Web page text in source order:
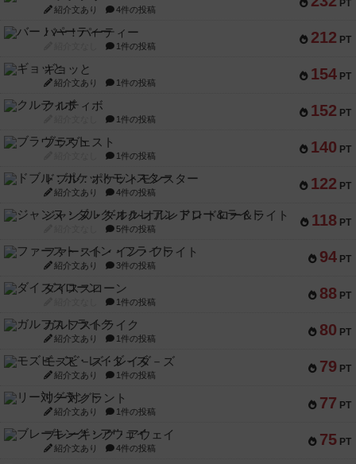
PT
紹介文あり 4件の投稿
212 PT
バー！パーティー
1件の投稿
154 PT
ギョッと
紹介文あり 1件の投稿
152 PT
クルティボ
1件の投稿
140 PT
ブラヴェスト
1件の投稿
122 PT
ドブル：ポケットモンスター
紹介文あり 4件の投稿
118 PT
ジャンヌ・ダルク-オルレアン ドロー＆ライト
5件の投稿
94 PT
ファースト・イン・フライト
紹介文あり 3件の投稿
88 PT
ダイススローン
1件の投稿
80 PT
ガルフストライク
紹介文あり 1件の投稿
79 PT
モズビ－ズ・レイダ－ズ
紹介文あり 1件の投稿
77 PT
リー対グラント
紹介文あり 1件の投稿
75 PT
ブレーキング・アウェイ
紹介文あり 4件の投稿